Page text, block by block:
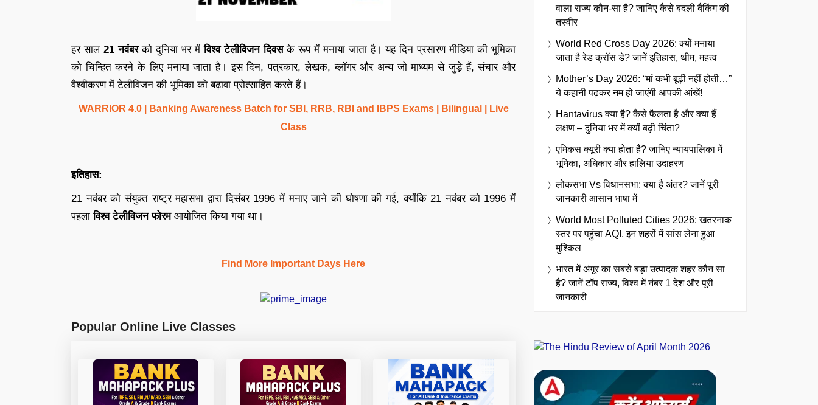
हर साल 21 नवंबरको दुनिया भर मेंविश्व टेलीविजन दिवसके रूप में मनाया जाता है। यह दिन प्रसारण मीडिया की भूमिका
को चिन्हित करने के लिए मनाया जाता है। इस दिन, पत्रकार, लेखक, ब्लॉगर और अन्य जो माध्यम से जुड़े हैं, संचार और
वैश्वीकरण में टेलीविजन की भूमिका को बढ़ावा प्रोत्साहित करते हैं।
WARRIOR 4.0 | Banking Awareness Batch for SBI, RRB, RBI and IBPS Exams | Bilingual | Live
Class
इतिहास:
21 नवंबर को संयुक्त राष्ट्र महासभा द्वारा दिसंबर 1996 में मनाए जाने की घोषणा की गई, क्योंकि 21 नवंबर को 1996 में
पहलाविश्व टेलीविजन फोरमआयोजित किया गया था।
Find More Important Days Here
Popular Online Live Classes
वाला राज्य कौन-सा है? जानिए कैसे बदली बैंकिंग की
तस्वीर
World Red Cross Day 2026: क्यों मनाया
जाता है रेड क्रॉस डे? जानें इतिहास, थीम, महत्व
Mother’s Day 2026: “मां कभी बूढ़ी नहीं होती…”
ये कहानी पढ़कर नम हो जाएंगी आपकी आंखें!
Hantavirus क्या है? कैसे फैलता है और क्या हैं
लक्षण – दुनिया भर में क्यों बढ़ी चिंता?
एमिकस क्यूरी क्या होता है? जानिए न्यायपालिका में
भूमिका, अधिकार और हालिया उदाहरण
लोकसभा Vs विधानसभा: क्या है अंतर? जानें पूरी
जानकारी आसान भाषा में
World Most Polluted Cities 2026: खतरनाक
स्तर पर पहुंचा AQI, इन शहरों में सांस लेना हुआ
मुश्किल
भारत में अंगूर का सबसे बड़ा उत्पादक शहर कौन सा
है? जानें टॉप राज्य, विश्व में नंबर 1 देश और पूरी
जानकारी